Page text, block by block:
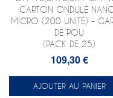
CARTON ONDULÉ
MICRO (200 UNITÉ) -
DE POU
(PACK DE 25)
109,30 €
AJOUTER AU PANIER